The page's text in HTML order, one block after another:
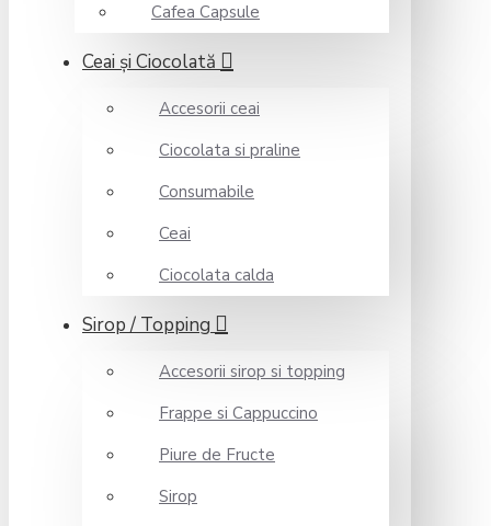
Cafea Capsule
Ceai şi Ciocolată
Accesorii ceai
Ciocolata si praline
Consumabile
Ceai
Ciocolata calda
Sirop / Topping
Accesorii sirop si topping
Frappe si Cappuccino
Piure de Fructe
Sirop